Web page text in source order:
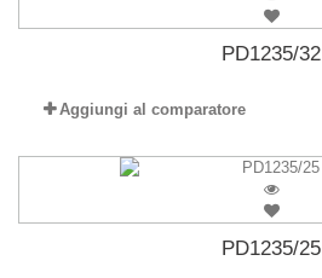
PD1235/32
Aggiungi al comparatore
PD1235/25